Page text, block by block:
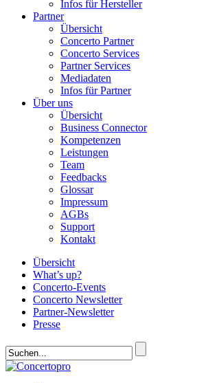
Infos für Hersteller
Partner
Übersicht
Concerto Partner
Concerto Services
Partner Services
Mediadaten
Infos für Partner
Über uns
Übersicht
Business Connector
Kompetenzen
Leistungen
Team
Feedbacks
Glossar
Impressum
AGBs
Support
Kontakt
Übersicht
What’s up?
Concerto-Events
Concerto Newsletter
Partner-Newsletter
Presse